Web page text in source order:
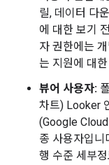
릴, 데이터 다
에 대한 보기
자 권한에는
는 지원에 대
뷰어 사용자:
차트) Looker
(Google
종 사용자입니
행 수준 세부